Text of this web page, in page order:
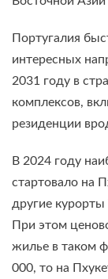
Португалия
интересных
2031 году в
комплексов,
резиденции
В 2024 году
стартовало на
другие
При этом
жилье в таком
000, то на